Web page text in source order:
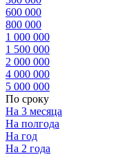
600 000
800 000
1 000 000
1 500 000
2 000 000
4 000 000
5 000 000
По сроку
На 3 месяца
На полгода
На год
На 2 года